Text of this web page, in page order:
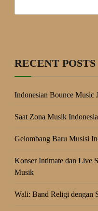
RECENT POSTS
Indonesian Bounce Music
Saat Zona Musik
Gelombang Baru Musisi
Konser Intimate dan Live
Musik
Wali: Band Religi dengan